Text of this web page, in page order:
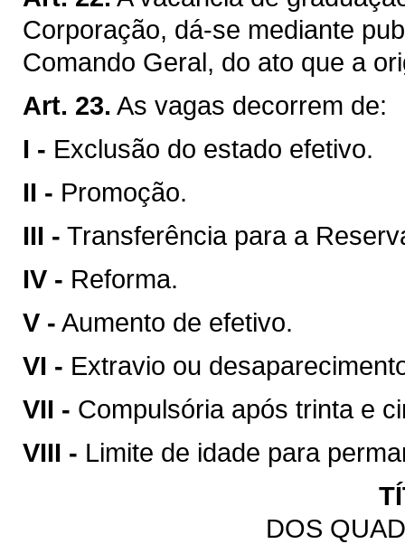
Corporação, dá-se mediante
Comando Geral, do ato que a
Art. 23. As vagas decorrem de:
I - Exclusão do estado efetivo.
II - Promoção.
III - Transferência para a
IV - Reforma.
V - Aumento de efetivo.
VI - Extravio ou
VII - Compulsória após trinta e
VIII - Limite de idade para
DOS